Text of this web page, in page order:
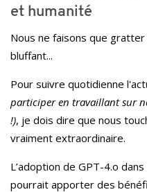
et humanité
Nous ne faisons que
bluffant...
Pour suivre quotidienne
participer en travaillant sur
!), je dois dire que nous
vraiment extraordinaire.
L’adoption de GPT-4.o
pourrait apporter des